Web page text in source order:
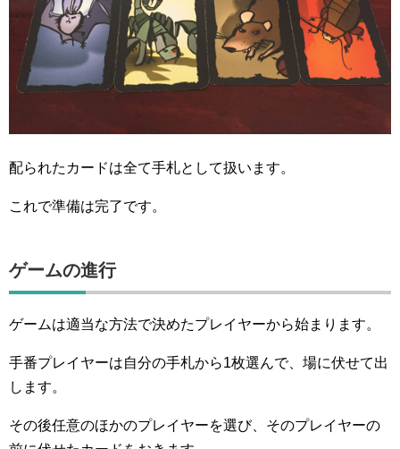
配られたカードは全て手札として扱います。
これで準備は完了です。
ゲームの進行
ゲームは適当な方法で決めたプレイヤーから始まります。
手番プレイヤーは自分の手札から1枚選んで、場に伏せて出
します。
その後任意のほかのプレイヤーを選び、そのプレイヤーの